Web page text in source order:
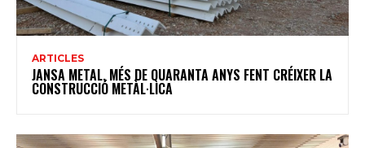
ARTICLES
JANSA METAL, MÉS DE QUARANTA ANYS FENT CRÉIXER LA
CONSTRUCCIÓ METÀL·LICA